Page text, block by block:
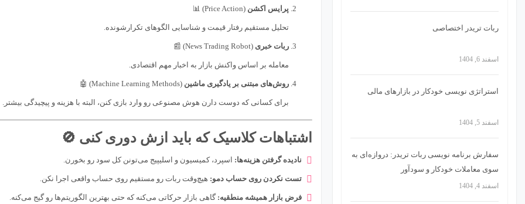
ربات تریدر اختصاصی
اسفند 6, 1404
استراتژی‌ نویسی خودکار در بازارهای مالی
اسفند 5, 1404
سفارش برنامه نویسی ربات تریدر: دروازه‌ای به
سوی معاملات خودکار و سودآور
اسفند 4, 1404
پرایس اکشن (Price Action) 📊
تحلیل مستقیم رفتار قیمت و شناسایی الگوهای تکرارشونده.
ربات خبری (News Trading Robot) 📰
معامله بر اساس واکنش بازار به اخبار مهم اقتصادی.
روش‌های مبتنی بر یادگیری ماشین (Machine Learning Methods) 🤖
برای کسانی که دوست دارن هوش مصنوعی رو وارد بازی کنن، البته با هزینه و پیچیدگی بیشتر.
اشتباهات کلاسیک که باید ازش دوری کنی 🚫
نادیده گرفتن هزینه‌ها: اسپرد، کمیسیون و اسلیپیج می‌تونن کل سود رو بخورن.
تست نکردن روی حساب دمو: هیچ‌وقت ربات رو مستقیم روی حساب واقعی اجرا نکن.
فرض بازار همیشه منطقیه: گاهی بازار حرکاتی می‌کنه که حتی بهترین الگوریتم‌ها رو گیج می‌کنه.